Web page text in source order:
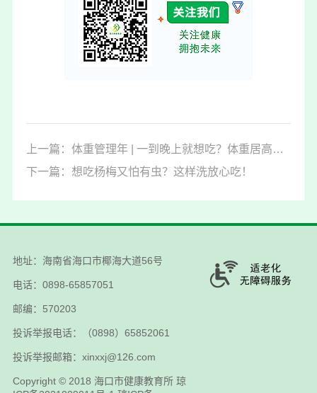
上一篇：体重管理年 | 一到晚上就想吃？体重居高不下，还反弹？别急，方法来了
下一篇：想吃杨梅又怕有虫？这样洗放心吃！
地址：海南省海口市椰海大道56号
电话：0898-65857051
邮编：570203
投诉举报电话：（0898）65852061
投诉举报邮箱：xinxxj@126.com
Copyright © 2018 海口市健康教育所 琼